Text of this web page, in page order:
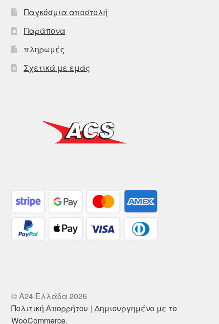
Παγκόσμια αποστολή
Παράπονα
πληρωμές
Σχετικά με εμάς
© A24 Ελλάδα 2026
Πολιτική Απορρήτου
Δημιουργημένο με το
WooCommerce.